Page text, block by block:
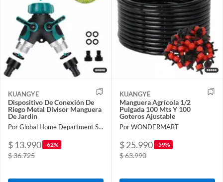
KUANGYE
Dispositivo De Conexión De
Riego Metal Divisor Manguera
De Jardín
Por Global Home Department Store
$ 13.990 -62%
$ 36.725
KUANGYE
Manguera Agrícola 1/2
Pulgada 100 Mts Y 100
Goteros Ajustable
Por WONDERMART
$ 25.990 -59%
$ 63.990